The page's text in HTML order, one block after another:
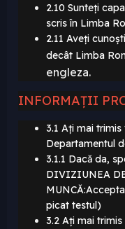
2.10 Sunteți
scris în Limba
2.11 Aveți
decât Limba
engleza.
INFORMAȚII
3.1 Ați mai
Departamentul
3.1.1 Dacă da,
DIVIZIUNEA
picat testul)
3.2 Ați mai